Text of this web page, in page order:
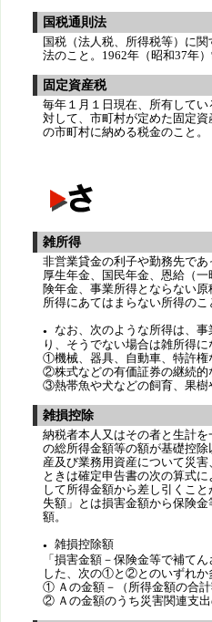
国税通則法
国税（法人税、所得税等）に
法のこと。1962年（昭和37年）
固定資産税
毎年１月１日現在、所有して
対して、市町村が定めた固定
の市町村に納める税金のこと。
雑所得
非営業貸金の利子や勤務先で
厚生年金、国民年金、恩給（
険年金、事業所得とならない
所得にあてはまらない所得のこ
● なお、次のような所得は、
り、そうでない場合は雑所得に
①機械、器具、自動車、特許権
②株式などの有価証券の継続的
③熱帯魚や犬などの飼育、果樹
雑損控除
納税者本人又はその者と生計
の総所得金額等の額が基礎控
産及び業務用資産について災
ときは確定申告書の次の算式
して所得金額から差し引くこ
失額」とは損害金額から保険
額。
● 雑損控除額
「損害金額－保険金等で補て
した、次の①と②とのいずれか
① Ａの金額－（所得金額の合計
② Ａの金額のうち災害関連支